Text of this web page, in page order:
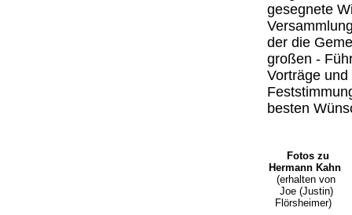
gesegnete
der die
großen -
Vorträge
besten
Fotos zu
Hermann Kahn
(erhalten von
Joe (Justin)
Flörsheimer)